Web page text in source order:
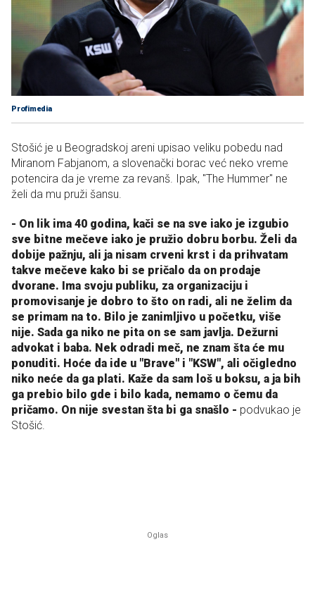
Profimedia
Stošić je u Beogradskoj areni upisao veliku pobedu nad
Miranom Fabjanom, a slovenački borac već neko vreme
potencira da je vreme za revanš. Ipak, "The Hummer" ne
želi da mu pruži šansu.
- On lik ima 40 godina, kači se na sve iako je izgubio
sve bitne mečeve iako je pružio dobru borbu. Želi da
dobije pažnju, ali ja nisam crveni krst i da prihvatam
takve mečeve kako bi se pričalo da on prodaje
dvorane. Ima svoju publiku, za organizaciju i
promovisanje je dobro to što on radi, ali ne želim da
se primam na to. Bilo je zanimljivo u početku, više
nije. Sada ga niko ne pita on se sam javlja. Dežurni
advokat i baba. Nek odradi meč, ne znam šta će mu
ponuditi. Hoće da ide u "Brave" i "KSW", ali očigledno
niko neće da ga plati. Kaže da sam loš u boksu, a ja bih
ga prebio bilo gde i bilo kada, nemamo o čemu da
pričamo. On nije svestan šta bi ga snašlo - podvukao je
Stošić.